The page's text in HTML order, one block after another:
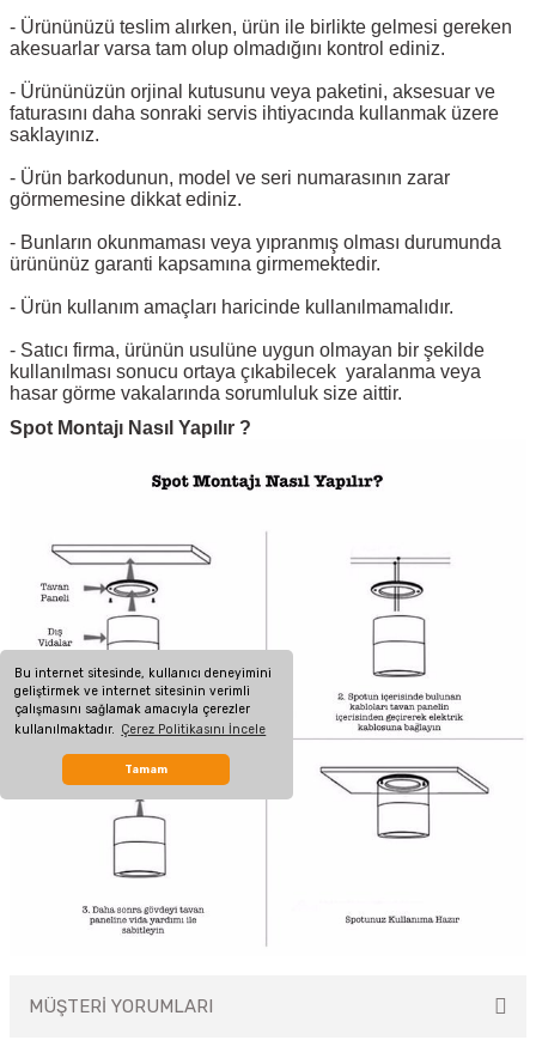
Bu internet sitesinde, kullanıcı deneyimini
geliştirmek ve internet sitesinin verimli
çalışmasını sağlamak amacıyla çerezler
kullanılmaktadır. Çerez Politikasını İncele
Tamam
- Ürününüzü teslim alırken, ürün ile birlikte gelmesi gereken
akesuarlar varsa tam olup olmadığını kontrol ediniz.
- Ürününüzün orjinal kutusunu veya paketini, aksesuar ve
faturasını daha sonraki servis ihtiyacında kullanmak üzere
saklayınız.
- Ürün barkodunun, model ve seri numarasının zarar
görmemesine dikkat ediniz.
- Bunların okunmaması veya yıpranmış olması durumunda
ürününüz garanti kapsamına girmemektedir.
- Ürün kullanım amaçları haricinde kullanılmamalıdır.
- Satıcı firma, ürünün usulüne uygun olmayan bir şekilde
kullanılması sonucu ortaya çıkabilecek yaralanma veya
hasar görme vakalarında sorumluluk size aittir.
Spot Montajı Nasıl Yapılır ?
MÜŞTERİ YORUMLARI